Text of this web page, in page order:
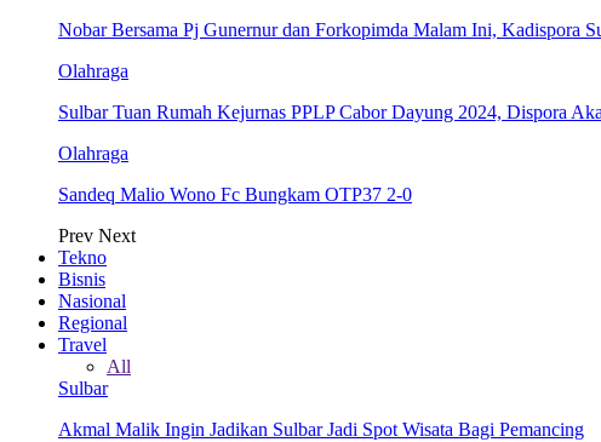
Nobar Bersama Pj Gunernur dan Forkopimda Malam Ini, Kadispora
Olahraga
Sulbar Tuan Rumah Kejurnas PPLP Cabor Dayung 2024, Dispora
Olahraga
Sandeq Malio Wono Fc Bungkam OTP37 2-0
Prev Next
Tekno
Bisnis
Nasional
Regional
Travel
All
Sulbar
Akmal Malik Ingin Jadikan Sulbar Jadi Spot Wisata Bagi Pemancing